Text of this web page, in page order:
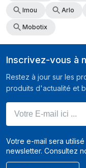
Imou Arlo
Mobotix
Inscrivez-vous à
Restez à jour sur les
produits d'actualité et
Votre e-mail sera
newsletter. Consultez